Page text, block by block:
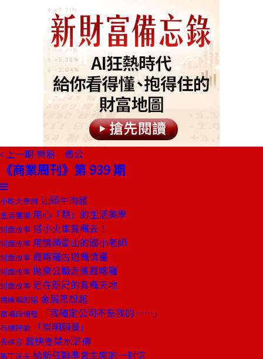
上一期 樂器 愚公
《商業周刊》第 939 期
小吃大學問 汕頭牛肉麵
生活書摘 用心「熬」的生活美學
封面故事 搭小火車賞楓去！
封面故事 用鏡頭愛山的國小老師
封面故事 霞喀羅古道楓情畫
封面故事 拋棄公職走進霞喀羅
封面故事 近在咫尺的賞楓天地
總編輯的話 金屑思想起
商場自慢塾 「我確定公司不是我的……」
石頭評論 「崇明願景」
去梯言 趕快查禁水滸傳
馬丁沃夫 給新任聯準會主席的一封信